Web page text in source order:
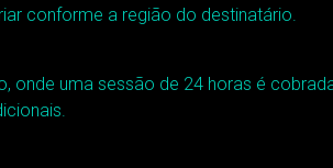
conforme a região do destinatário.
onde uma sessão de 24 horas é